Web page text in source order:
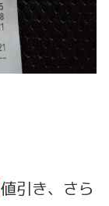
値引き、さら